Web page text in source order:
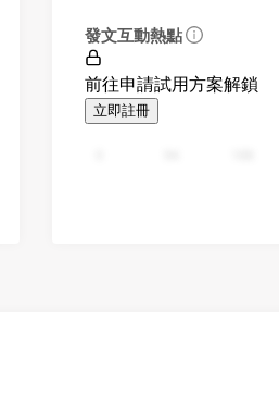
發文互動熱點
前往申請試用方案解鎖
立即註冊